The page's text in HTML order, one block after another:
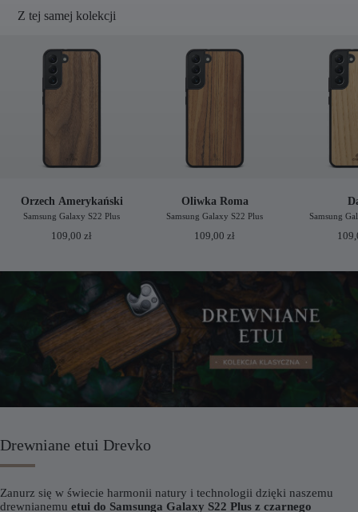
Z tej samej kolekcji
Orzech Amerykański
Samsung Galaxy S22 Plus
109,00zł
Oliwka Roma
Samsung Galaxy S22 Plus
109,00zł
Samsung
Drewniane etui Drevko
Zanurz się w świecie harmonii natury i technologii dzięki naszemu
drewnianemu etui do Samsunga Galaxy S22 Plus z czarnego